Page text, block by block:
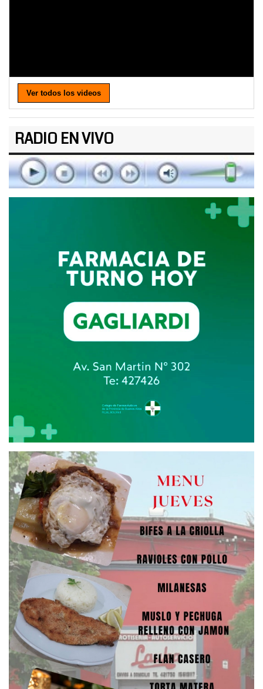
Ver todos los videos
RADIO EN VIVO